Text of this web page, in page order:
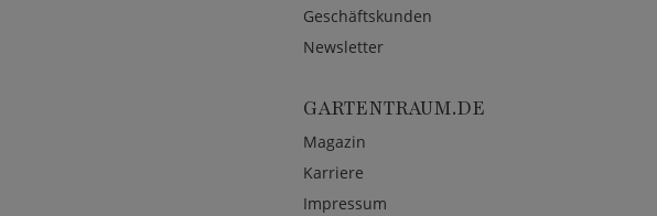
Geschäftskunden
Newsletter
GARTENTRAUM.DE
Magazin
Karriere
Impressum